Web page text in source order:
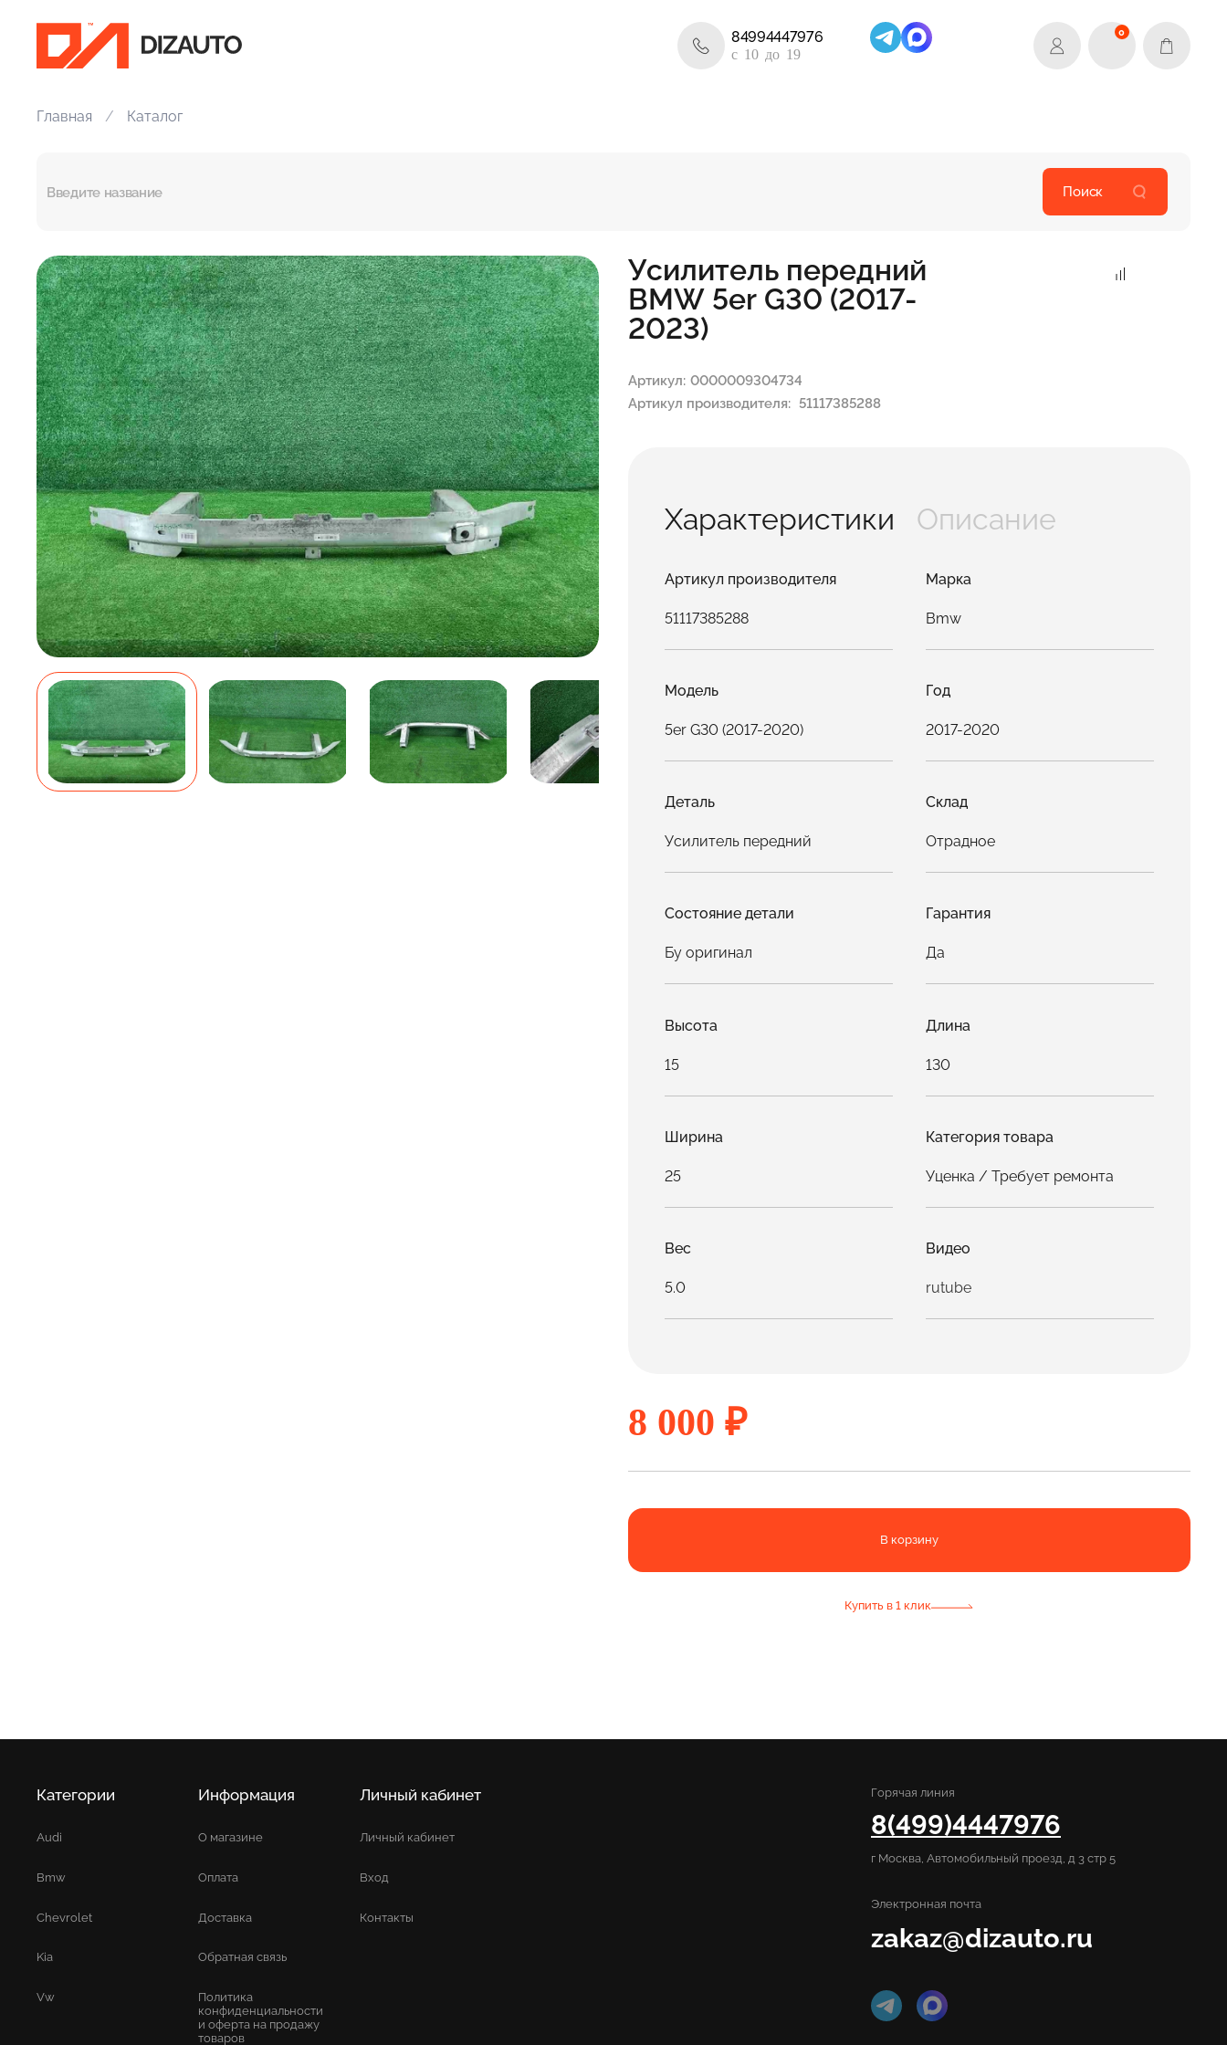
84994447976
c 10 до 19
0
Главная Каталог
Поиск
Артикул: 0000009304734
Артикул производителя: 51117385288
Усилитель передний
BMW 5er G30 (2017-
2023)
Характеристики Описание
Артикул производителя
51117385288
Марка
Bmw
Модель
5er G30 (2017-2020)
Год
2017-2020
Деталь
Усилитель передний
Склад
Отрадное
Состояние детали
Бу оригинал
Гарантия
Да
Высота
15
Длина
130
Ширина
25
Категория товара
Уценка / Требует ремонта
Вес
5.0
Видео
rutube
8 000 ₽
В корзину
Купить в 1 клик
Категории
Audi
Bmw
Chevrolet
Kia
Vw
Информация
О магазине
Оплата
Доставка
Обратная связь
Политика
конфиденциальности
и оферта на продажу
товаров
Личный кабинет
Личный кабинет
Вход
Контакты
Горячая линия
8(499)4447976
г Москва, Автомобильный проезд, д 3 стр 5
Электронная почта
zakaz@dizauto.ru